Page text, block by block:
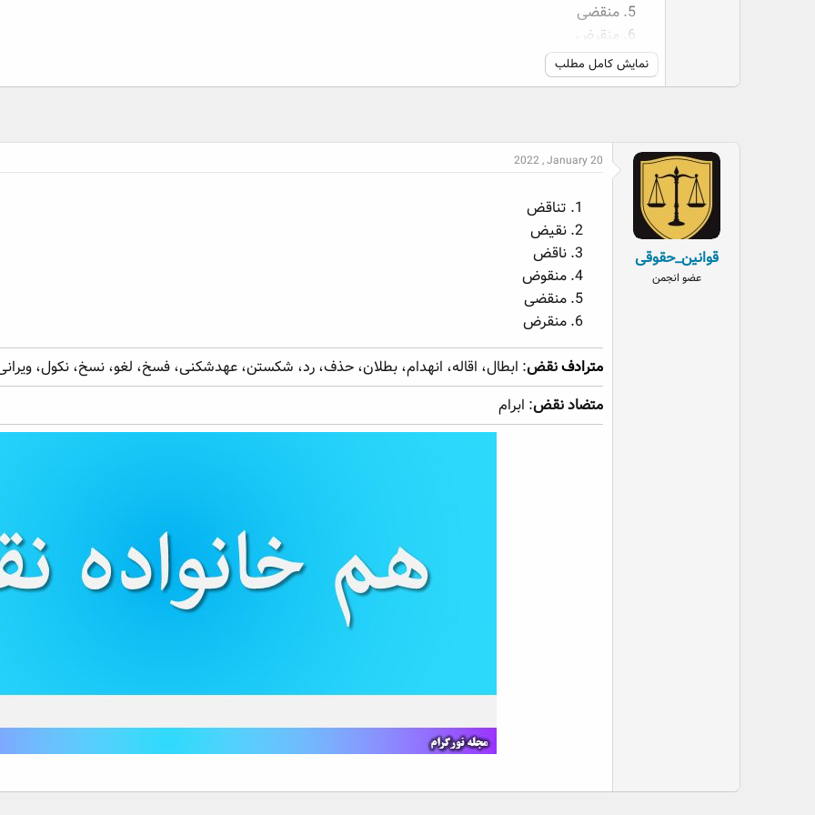
منقضی
منقرض
مترادف نقض: ابطال، اقاله، انهدام، بطلان، حذف، رد، شکستن، عهدشکنی، فسخ، لغو، نسخ، نکول، ویرانی
نمایش کامل مطلب
قوانین_حقوقی
عضو انجمن
2022 , January 20
تناقض
نقیض
ناقض
منقوض
منقضی
منقرض
مترادفنقض: ابطال، اقاله، انهدام، بطلان، حذف، رد، شکستن، عهدشکنی، فسخ، لغو، نسخ، نکول،
متضاد نقض: ابرام